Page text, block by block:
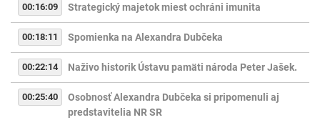
00:16:09 Strategický majetok miest ochráni imunita
00:18:11 Spomienka na Alexandra Dubčeka
00:22:14 Naživo historik Ústavu pamäti národa Peter Jašek.
00:25:40
Osobnosť Alexandra Dubčeka si pripomenuli aj
predstavitelia NR SR